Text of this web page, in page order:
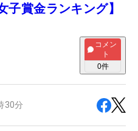
賞金ランキング】
コメン
ト
0件
30分